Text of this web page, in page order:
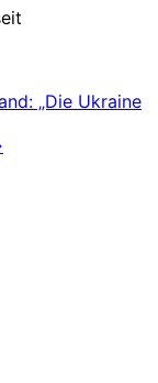
„Die Ukraine